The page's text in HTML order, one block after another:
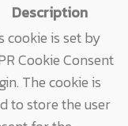
Description
cookie is set by
Cookie Consent
The cookie is
to store the user